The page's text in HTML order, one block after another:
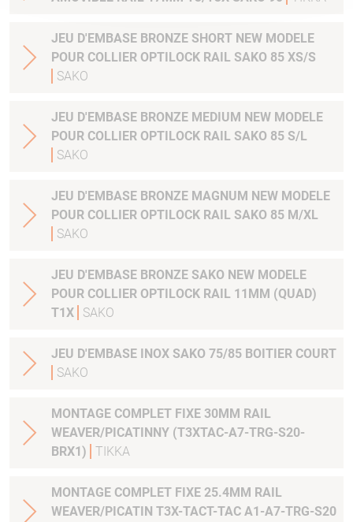
JEU D'EMBASE BRONZE SHORT NEW MODELE
POUR COLLIER OPTILOCK RAIL SAKO 85 XS/S
SAKO
JEU D'EMBASE BRONZE MEDIUM NEW MODELE
POUR COLLIER OPTILOCK RAIL SAKO 85 S/L
SAKO
JEU D'EMBASE BRONZE MAGNUM NEW MODELE
POUR COLLIER OPTILOCK RAIL SAKO 85 M/XL
SAKO
JEU D'EMBASE BRONZE SAKO NEW MODELE
POUR COLLIER OPTILOCK RAIL 11MM (QUAD)
T1X
SAKO
JEU D'EMBASE INOX SAKO 75/85 BOITIER COURT
SAKO
MONTAGE COMPLET FIXE 30MM RAIL
WEAVER/PICATINNY (T3XTAC-A7-TRG-S20-
BRX1)
TIKKA
MONTAGE COMPLET FIXE 25.4MM RAIL
WEAVER/PICATIN T3X-TACT-TAC A1-A7-TRG-S20